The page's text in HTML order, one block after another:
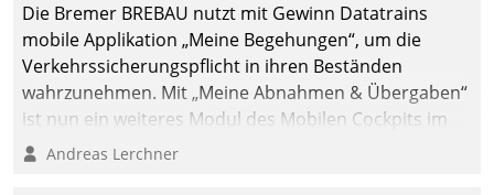
Die Bremer BREBAU nutzt mit Gewinn Datatrains
mobile Applikation „Meine Begehungen“, um die
Verkehrssicherungspflicht in ihren Beständen
wahrzunehmen. Mit „Meine Abnahmen & Übergaben“
ist nun ein weiteres Modul des Mobilen Cockpits im
Einsatz.
Andreas Lerchner